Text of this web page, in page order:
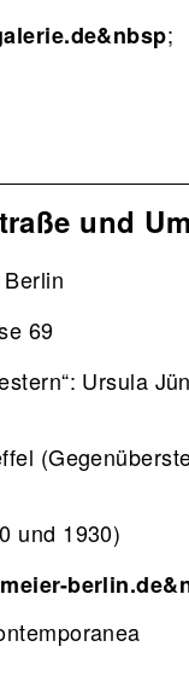
;
und
69
Ursula
und 1930)